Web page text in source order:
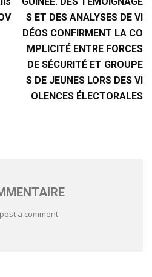
S ET DES ANALYSES DE VI
DÉOS CONFIRMENT LA CO
MPLICITÉ ENTRE FORCES
DE SÉCURITÉ ET GROUPE
S DE JEUNES LORS DES VI
OLENCES ÉLECTORALES
a comment.